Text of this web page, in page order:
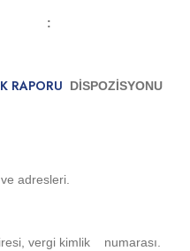
:
RAPORU DİSPOZİSYONU
adresleri.
vergi kimlik numarası.